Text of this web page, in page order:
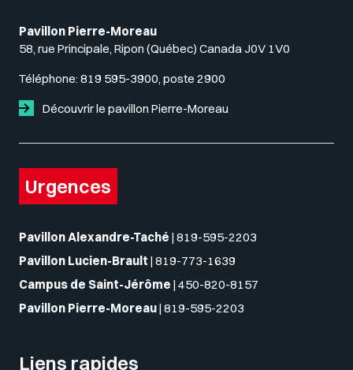
Pavillon Pierre-Moreau
58, rue Principale, Ripon (Québec) Canada J0V 1V0
Téléphone: 819 595-3900, poste 2900
Découvrir le pavillon Pierre-Moreau
Urgences
Pavillon Alexandre-Taché | 819-595-2203
Pavillon Lucien-Brault | 819-773-1639
Campus de Saint-Jérôme | 450-820-8157
Pavillon Pierre-Moreau| 819-595-2203
Liens rapides